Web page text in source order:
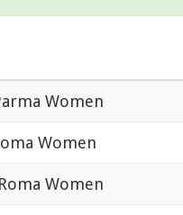
Women
Women
Women